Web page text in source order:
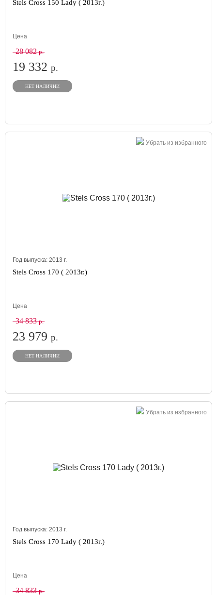
Stels Cross 150 Lady ( 2013г.)
Цена
28 082р.
19 332 р.
НЕТ НАЛИЧИИ
Убрать из избранного
Год выпуска: 2013 г.
Stels Cross 170 ( 2013г.)
Цена
34 833р.
23 979 р.
НЕТ НАЛИЧИИ
Убрать из избранного
Год выпуска: 2013 г.
Stels Cross 170 Lady ( 2013г.)
Цена
34 833р.